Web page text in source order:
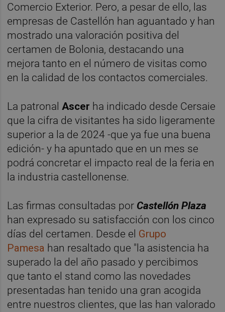
Comercio Exterior. Pero, a pesar de ello, las
empresas de Castellón han aguantado y han
mostrado una valoración positiva del
certamen de Bolonia, destacando una
mejora tanto en el número de visitas como
en la calidad de los contactos comerciales.
La patronalAscer ha indicado desde Cersaie
que la cifra de visitantes ha sido ligeramente
superior a la de 2024 -que ya fue una buena
edición- y ha apuntado que en un mes se
podrá concretar el impacto real de la feria en
la industria castellonense.
Las firmas consultadas por Castellón Plaza
han expresado su satisfacción con los cinco
días del certamen. Desde el Grupo
Pamesa han resaltado que "la asistencia ha
superado la del año pasado y percibimos
que tanto el stand como las novedades
presentadas han tenido una gran acogida
entre nuestros clientes, que las han valorado